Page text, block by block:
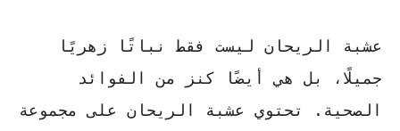
عشبة الريحان ليست فقط نباتًا زهريًا
جميلًا، بل هي أيضًا كنز من الفوائد
الصحية. تحتوي عشبة الريحان على مجموعة